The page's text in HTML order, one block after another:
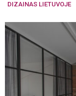
DIZAINAS LIETUVOJE